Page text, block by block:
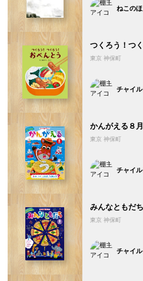
ねこの
つくろう！つ
東京 神保町
チャイ
かんがえる８
東京 神保町
チャイ
みんなともだ
東京 神保町
チャイ